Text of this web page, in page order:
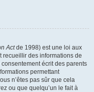
Actde 1998) est une loi aux
recueillir des informations de
écrit des parents
permettant
n’êtes pas sûr que cela
ou que quelqu’un le fait à